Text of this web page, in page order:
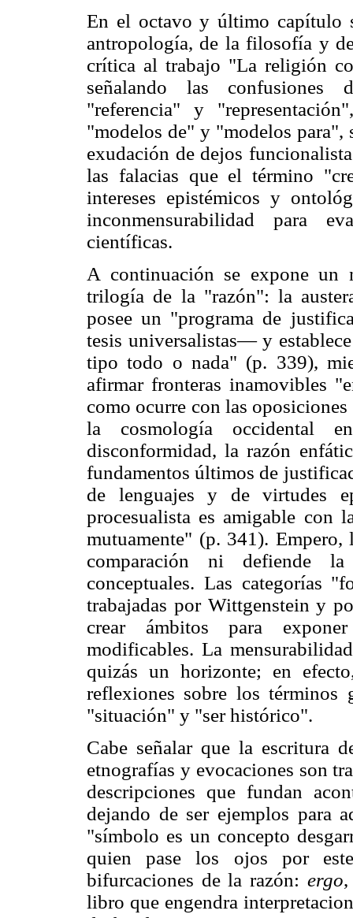
En el octavo y último capítulo
antropología, de la filosofía y
crítica al trabajo "La religión
señalando las confusiones
"referencia" y
"modelos de" y "modelos
exudación de dejos
las falacias que el término
intereses epistémicos y
inconmensurabilidad para
científicas.
A continuación se expone un
trilogía de la "razón": la
posee un "programa de
tesis universalistas— y
tipo todo o nada" (p. 339),
afirmar fronteras inamovibles
como ocurre con las
la cosmología occidental
disconformidad, la razón
fundamentos últimos de
de lenguajes y de virtudes
procesualista es amigable con
mutuamente" (p. 341).
comparación ni defiende la
conceptuales. Las categorías
trabajadas por Wittgenstein y
crear ámbitos para
modificables. La
quizás un horizonte; en
reflexiones sobre los términos
"situación" y "ser histórico".
Cabe señalar que la escritura
etnografías y evocaciones son
descripciones que fundan
dejando de ser ejemplos para
"símbolo es un concepto
quien pase los ojos por
bifurcaciones de la razón: ergo
libro que engendra